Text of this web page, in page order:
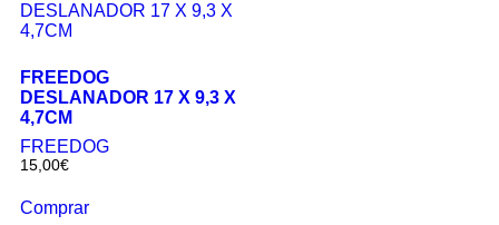
FREEDOG
DESLANADOR 17 X 9,3 X
4,7CM
FREEDOG
15,00€
Comprar